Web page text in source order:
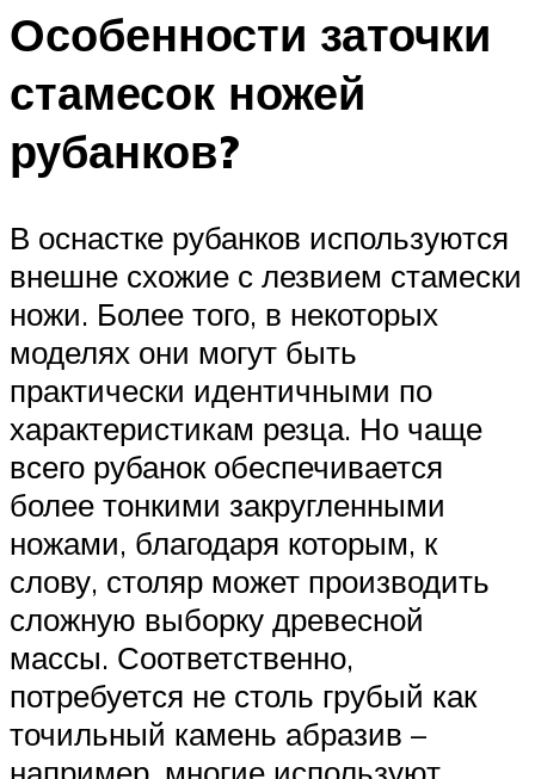
Особенности заточки
стамесок ножей
рубанков?
В оснастке рубанков используются
внешне схожие с лезвием стамески
ножи. Более того, в некоторых
моделях они могут быть
практически идентичными по
характеристикам резца. Но чаще
всего рубанок обеспечивается
более тонкими закругленными
ножами, благодаря которым, к
слову, столяр может производить
сложную выборку древесной
массы. Соответственно,
потребуется не столь грубый как
точильный камень абразив –
например, многие используют